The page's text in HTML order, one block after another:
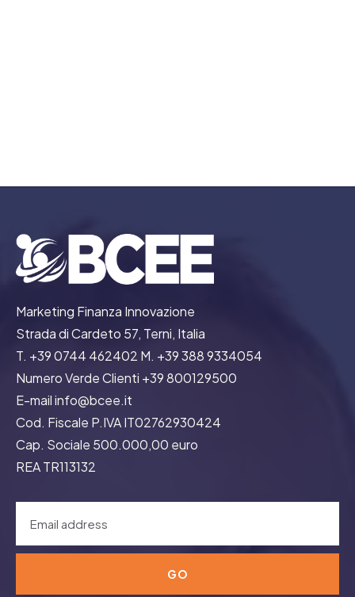
Marketing Finanza Innovazione
Strada di Cardeto 57, Terni, Italia
T. +39 0744 462402 M. +39 388 9334054
Numero Verde Clienti +39 800129500
E-mail info@bcee.it
Cod. Fiscale P.IVA IT02762930424
Cap. Sociale 500.000,00 euro
REA TR113132
GO